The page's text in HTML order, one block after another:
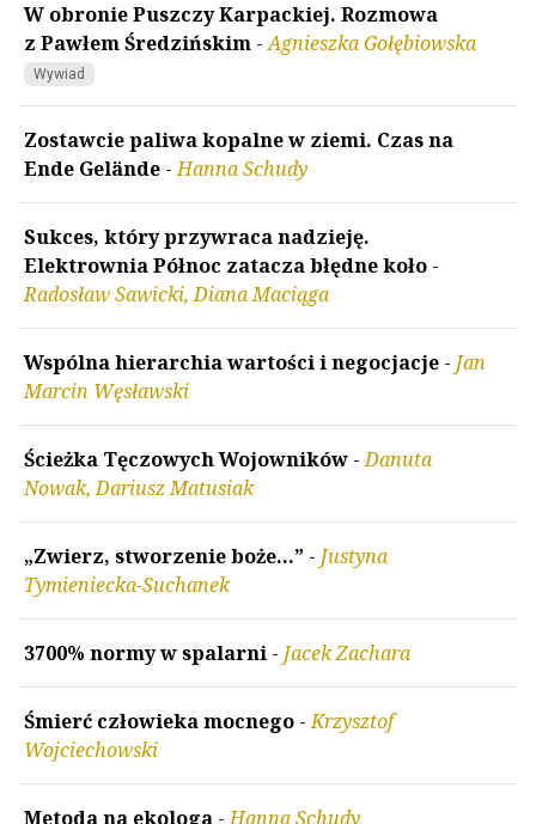
W obronie Puszczy Karpackiej. Rozmowa
z Pawłem Średzińskim -Agnieszka Gołębiowska
Wywiad
Zostawcie paliwa kopalne w ziemi. Czas na
Ende Gelände -Hanna Schudy
Sukces, który przywraca nadzieję.
Elektrownia Północ zatacza błędne koło -
Radosław Sawicki, Diana Maciąga
Wspólna hierarchia wartości i negocjacje - Jan
Marcin Węsławski
Ścieżka Tęczowych Wojowników -Danuta
Nowak, Dariusz Matusiak
„Zwierz, stworzenie boże…” - Justyna
Tymieniecka-Suchanek
3700% normy w spalarni - Jacek Zachara
Śmierć człowieka mocnego -Krzysztof
Wojciechowski
Metoda na ekologa - Hanna Schudy